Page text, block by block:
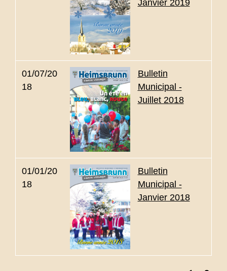
Janvier 2019
01/07/20
18
Bulletin
Municipal -
Juillet 2018
01/01/20
18
Bulletin
Municipal -
Janvier 2018